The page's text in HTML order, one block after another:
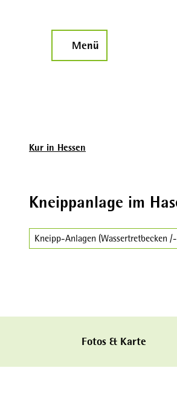
Menü
Kur in Hessen
Kneippanlage im
Kneipp-Anlagen (Wassertretbecken
Fotos & Karte